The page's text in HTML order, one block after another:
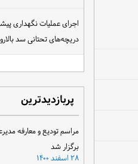
اجرای عملیات نگهداری
دریچه‌های تحتانی سد
پربازدیدترین
مراسم تودیع و معارفه
برگزار شد
۲۸ اسفند ۱۴۰۰